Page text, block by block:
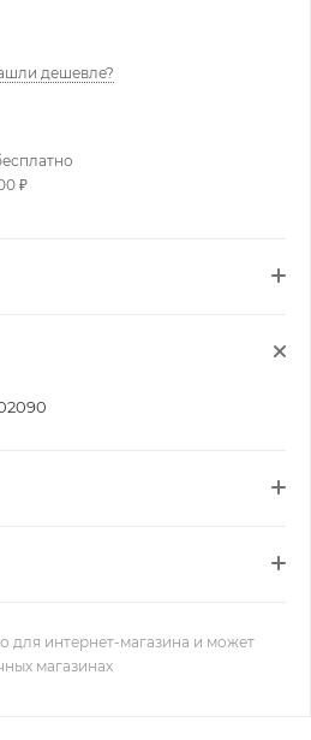
дешевле?
₽
для интернет-магазина и может
магазинах